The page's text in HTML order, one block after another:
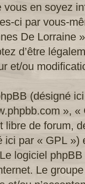
en soyez
ci par vous-
De Lorraine
d’être
et/ou
(désigné
»,
libre de forum,
ici par « GPL »)
logiciel
Le